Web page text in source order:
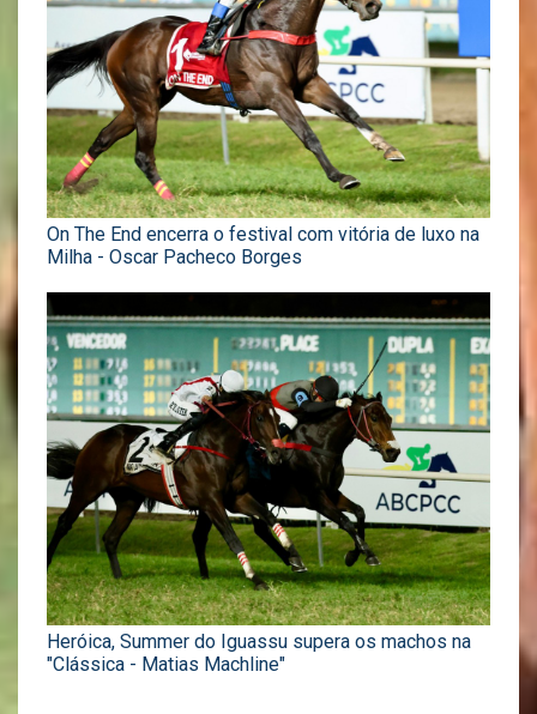
On The End encerra o festival com vitória de luxo na
Milha - Oscar Pacheco Borges
Heróica, Summer do Iguassu supera os machos na
"Clássica - Matias Machline"